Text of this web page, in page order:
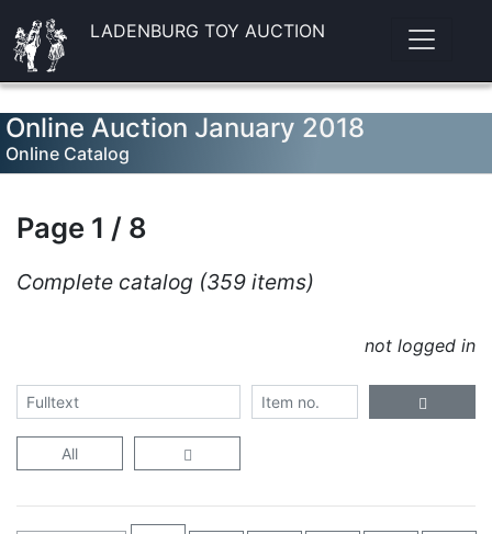
LADENBURG TOY AUCTION
Online Auction January 2018
Online Catalog
Page 1 / 8
Complete catalog (359 items)
not logged in
All